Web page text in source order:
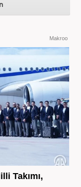
Makroo
Takımı,